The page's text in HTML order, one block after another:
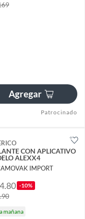
Agregar
Patrocinado
CON APLICATIVO
ALEXX4
IMPORT
-10%
mañana